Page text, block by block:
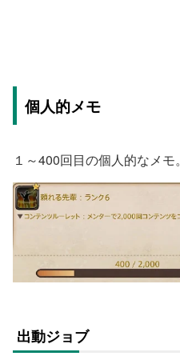
個人的メモ
１～400回目の個人的なメモ。
出動ジョブ